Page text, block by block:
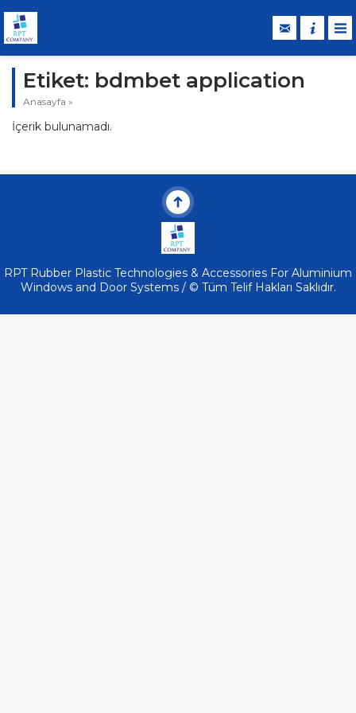
Etiket: bdmbet application
Anasayfa »
İçerik bulunamadı.
RPT Rubber Plastic Technologies & Accessories For Aluminium
Windows and Door Systems / © Tüm Telif Hakları Saklıdır.